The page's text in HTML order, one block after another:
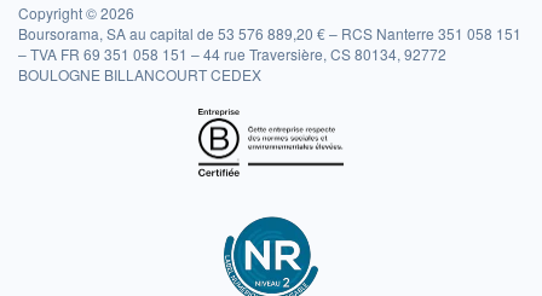
Copyright © 2026
Boursorama, SA au capital de 53 576 889,20 € – RCS Nanterre 351 058 151
– TVA FR 69 351 058 151 – 44 rue Traversière, CS 80134, 92772
BOULOGNE BILLANCOURT CEDEX